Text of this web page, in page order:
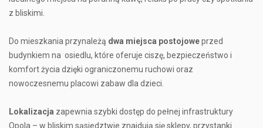
z bliskimi.
Do mieszkania przynależą dwa miejsca postojoweprzed
budynkiem na osiedlu, które oferuje ciszę, bezpieczeństwo i
komfort życia dzięki ograniczonemu ruchowi oraz
nowoczesnemu placowi zabaw dla dzieci.
Lokalizacja zapewnia szybki dostęp do pełnej infrastruktury
Opola – w bliskim sąsiedztwie znajdują się sklepy, przystanki